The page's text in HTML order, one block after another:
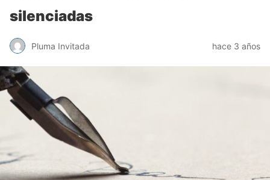
silenciadas
Pluma Invitada hace 3 años